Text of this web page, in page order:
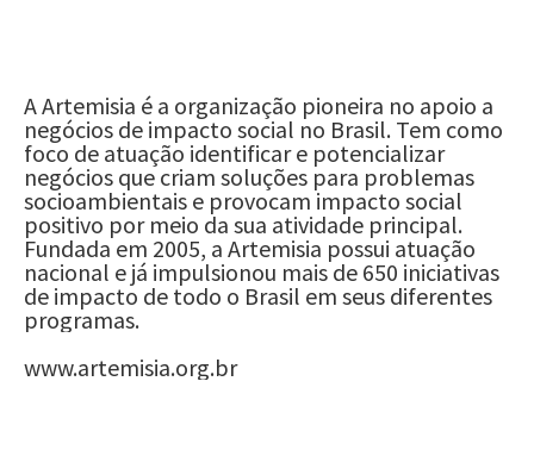
A Artemisia é a organização pioneira no apoio a
negócios de impacto social no Brasil. Tem como
foco de atuação identificar e potencializar
negócios que criam soluções para problemas
socioambientais e provocam impacto social
positivo por meio da sua atividade principal.
Fundada em 2005, a Artemisia possui atuação
nacional e já impulsionou mais de 650 iniciativas
de impacto de todo o Brasil em seus diferentes
programas.
www.artemisia.org.br